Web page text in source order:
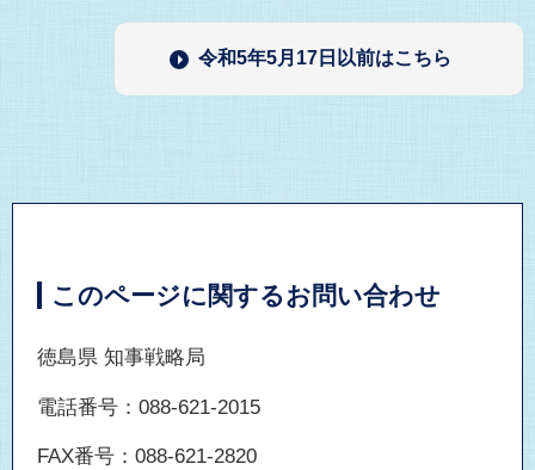
令和5年5月17日以前はこちら
このページに関するお問い合わせ
徳島県 知事戦略局
電話番号：088-621-2015
FAX番号：088-621-2820